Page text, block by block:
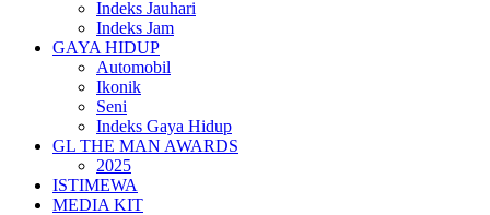
Indeks Jauhari
Indeks Jam
GAYA HIDUP
Automobil
Ikonik
Seni
Indeks Gaya Hidup
GL THE MAN AWARDS
2025
ISTIMEWA
MEDIA KIT